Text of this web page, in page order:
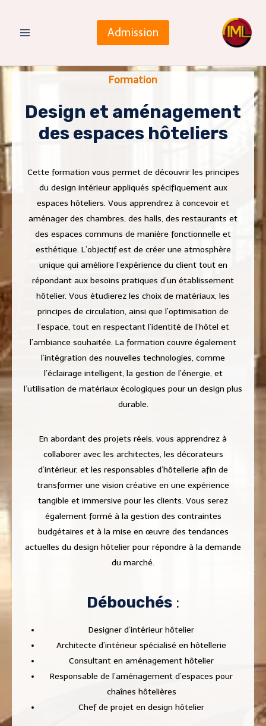
Admission
Formation
Design et aménagement
des espaces hôteliers
Cette formation vous permet de découvrir les principes
du design intérieur appliqués spécifiquement aux
espaces hôteliers. Vous apprendrez à concevoir et
aménager des chambres, des halls, des restaurants et
des espaces communs de manière fonctionnelle et
esthétique. L’objectif est de créer une atmosphère
unique qui améliore l’expérience du client tout en
répondant aux besoins pratiques d’un établissement
hôtelier. Vous étudierez les choix de matériaux, les
principes de circulation, ainsi que l’optimisation de
l’espace, tout en respectant l’identité de l’hôtel et
l’ambiance souhaitée. La formation couvre également
l’intégration des nouvelles technologies, comme
l’éclairage intelligent, la gestion de l’énergie, et
l’utilisation de matériaux écologiques pour un design plus
durable.
En abordant des projets réels, vous apprendrez à
collaborer avec les architectes, les décorateurs
d’intérieur, et les responsables d’hôtellerie afin de
transformer une vision créative en une expérience
tangible et immersive pour les clients. Vous serez
également formé à la gestion des contraintes
budgétaires et à la mise en œuvre des tendances
actuelles du design hôtelier pour répondre à la demande
du marché.
Débouchés :
Designer d’intérieur hôtelier
Architecte d’intérieur spécialisé en hôtellerie
Consultant en aménagement hôtelier
Responsable de l’aménagement d’espaces pour
chaînes hôtelières
Chef de projet en design hôtelier